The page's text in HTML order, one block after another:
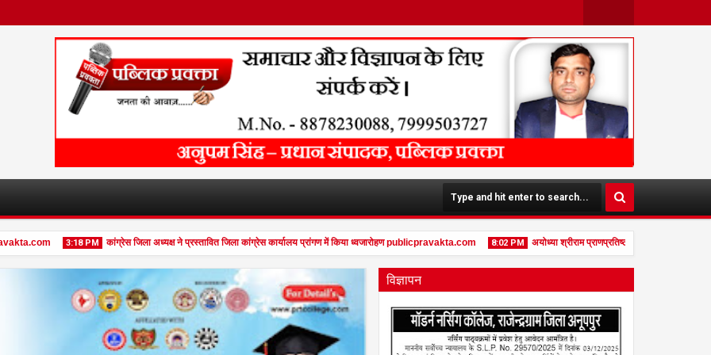
Twit
Face
Boo
K
3:18 PM कांग्रेस जिला अध्यक्ष ने प्रस्तावित जिला कांग्रेस कार्यालय प्रांगण में किया ध्वजारोहण publicpravakta.com 8:02 PM
Jan
अयोध्या श्रीराम प्राणप्रतिष्ठा द्वितीय वर्षगाँठ पर दुर्गा
विज्ञापन